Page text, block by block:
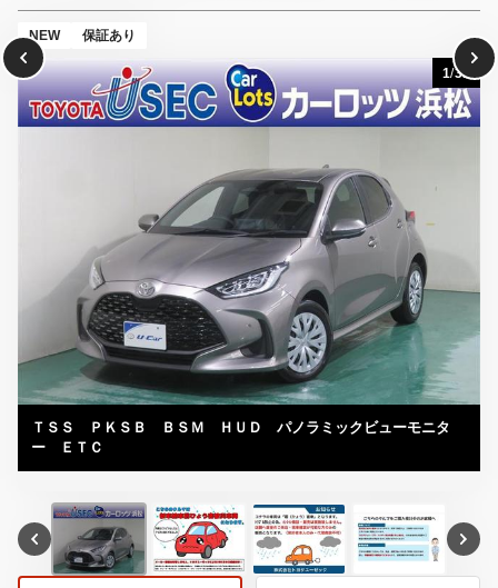
NEW 保証あり
ＴＳＳ ＰＫＳＢ ＢＳＭ ＨＵＤ パノラミックビューモニタ
ー ＥＴＣ
1/31